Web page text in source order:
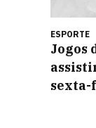
ESPORTE
Jogos
sexta-